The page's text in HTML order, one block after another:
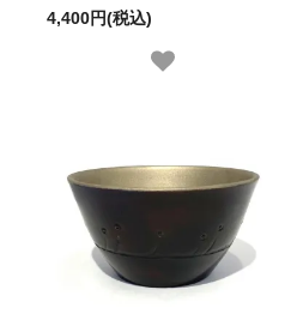
4,400円(税込)